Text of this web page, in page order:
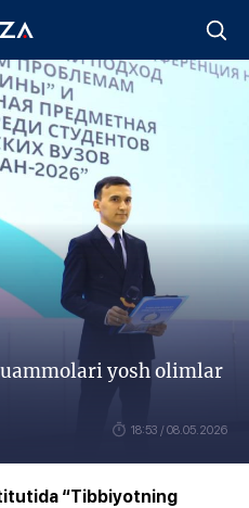
yosh olimlar
18:53 / 08.05.2026
“Tibbiyotning